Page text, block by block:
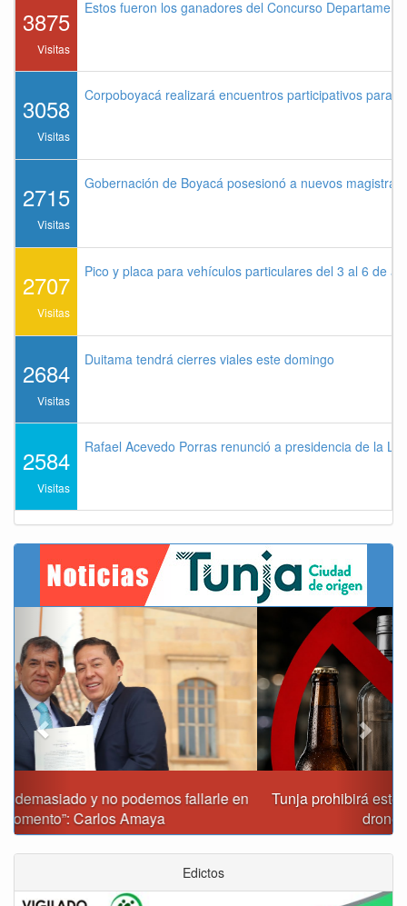
3875
Visitas
Estos fueron los ganadores del Concurso
3058
Visitas
Corpoboyacá realizará encuentros participativos para
2715
Visitas
Gobernación de Boyacá posesionó a nuevos
2707
Visitas
Pico y placa para vehículos particulares del 3 al 6 de
2684
Visitas
Duitama tendrá cierres viales este domingo
2584
Visitas
Rafael Acevedo Porras renunció a presidencia de la
Tunja prohibirá este viernes la venta de licor, el uso de
drones y otras actividades
Previous Next
Edictos